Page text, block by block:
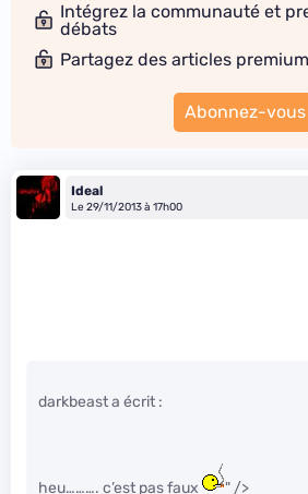
Intégrez la communauté et
débats
Partagez des articles
Abonnez-vous
Ideal
Le 29/11/2013 à 17h00
darkbeast a écrit :
heu………. c’est pas faux " />